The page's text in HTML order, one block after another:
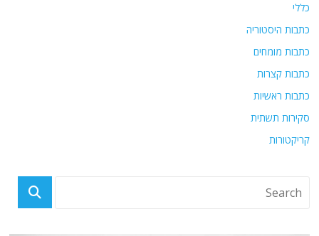
כללי
כתבות היסטוריה
כתבות מומחים
כתבות קצרות
כתבות ראשיות
סקירות תשתית
קריקטורות